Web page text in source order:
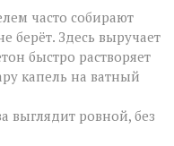
часто собирают
берёт. Здесь выручает
быстро растворяет
капель на ватный
выглядит ровной, без